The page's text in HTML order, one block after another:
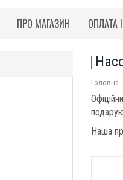
ПРО МАГАЗИН ОПЛАТА
Головна
Наша